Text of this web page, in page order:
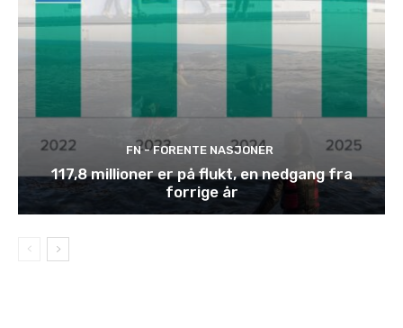
FN - FORENTE NASJONER
117,8 millioner er på flukt, en nedgang fra
forrige år